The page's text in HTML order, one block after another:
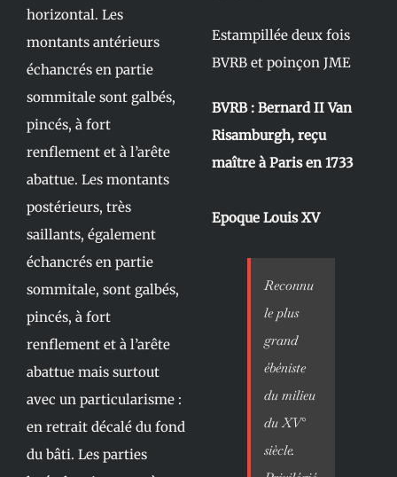
horizontal. Les
montants antérieurs
échancrés en partie
sommitale sont galbés,
pincés, à fort
renflement et à l’arête
abattue. Les montants
postérieurs, très
saillants, également
échancrés en partie
sommitale, sont galbés,
pincés, à fort
renflement et à l’arête
abattue mais surtout
avec un particularisme :
en retrait décalé du fond
du bâti. Les parties
Estampillée deux fois
BVRB et poinçon JME
BVRB : Bernard II Van
Risamburgh, reçu
maître à Paris en 1733
Epoque Louis XV
Reconnu
le plus
grand
ébéniste
du milieu
du XV°
siècle.